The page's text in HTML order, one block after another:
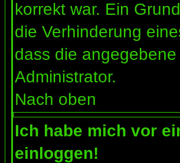
korrekt war. Ein
die Verhinderung
dass die
Administrator.
Nach oben
Ich habe mich vor
einloggen!